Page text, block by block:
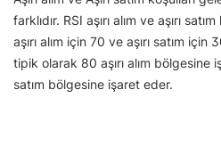
farklıdır. RSI aşırı alım ve aşırı
aşırı alım için 70 ve aşırı satım için
tipik olarak 80 aşırı alım bölgesine
satım bölgesine işaret eder.